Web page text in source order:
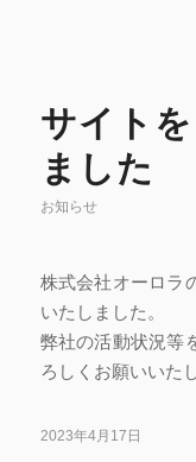
サイト
ました
お知らせ
株式会社オーロラ
いたしました。
弊社の活動状況等
ろしくお願いいた
2023年4月17日